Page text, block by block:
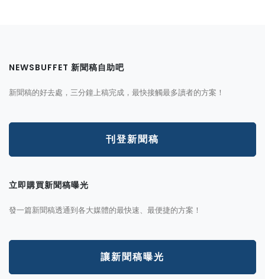
NEWSBUFFET 新聞稿自助吧
新聞稿的好去處，三分鐘上稿完成，最快接觸最多讀者的方案！
刊登新聞稿
立即購買新聞稿曝光
發一篇新聞稿透通到各大媒體的最快速、最便捷的方案！
讓新聞稿曝光